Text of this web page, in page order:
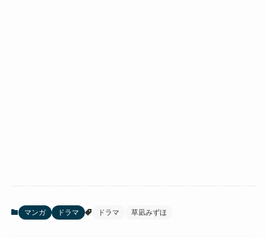
マンガ ドラマ ドラマ 草凪みずほ